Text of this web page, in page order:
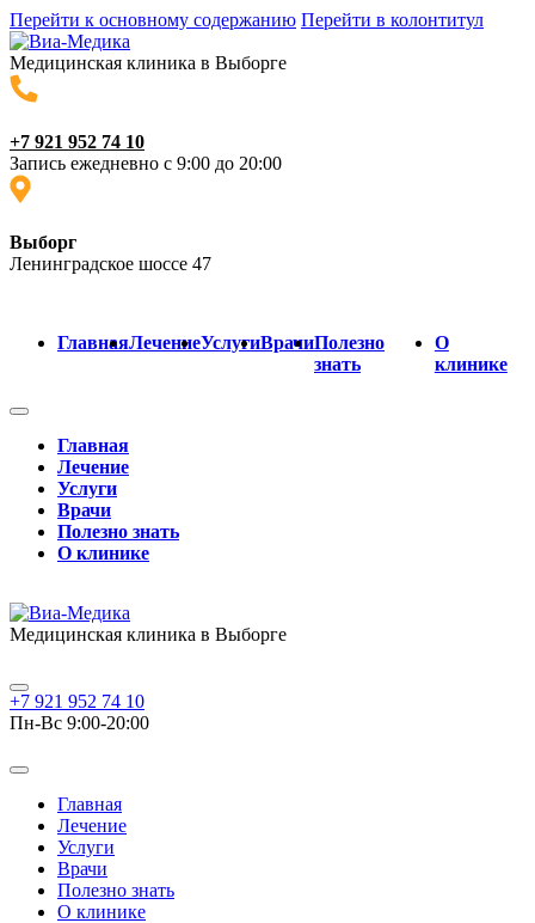
Перейти к основному содержанию Перейти в колонтитул
Медицинская клиника в Выборге
+7 921 952 74 10
Запись ежедневно с 9:00 до 20:00
Выборг
Ленинградское шоссе 47
ГлавнаяЛечениеУслугиВрачиПолезно
знать
О
клинике
Главная
Лечение
Услуги
Врачи
Полезно знать
О клинике
Медицинская клиника в Выборге
+7 921 952 74 10
Пн-Вс 9:00-20:00
Главная
Лечение
Услуги
Врачи
Полезно знать
О клинике